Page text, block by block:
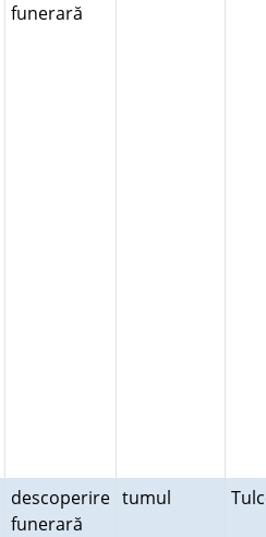
funerară
descoperire
funerară
tumul